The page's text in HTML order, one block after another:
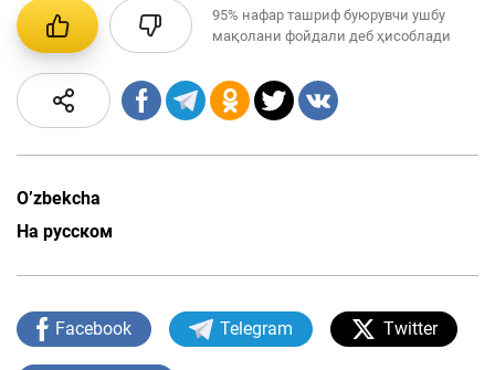
95% нафар ташриф буюрувчи ушбу
мақолани фойдали деб ҳисоблади
O’zbekcha
На русском
Facebook Telegram Twitter